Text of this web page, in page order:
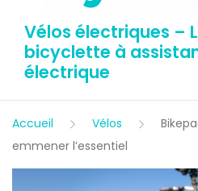
Vélos électriques –
bicyclette à
électrique
Accueil Vélos
emmener l’essentiel